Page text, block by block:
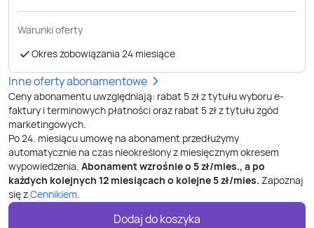
Warunki oferty
Okres zobowiązania 24 miesiące
Inne oferty abonamentowe
Ceny abonamentu uwzględniają: rabat 5 zł z tytułu wyboru e-
faktury i terminowych płatności oraz rabat 5 zł z tytułu zgód
marketingowych.
Po24. miesiącu umowę na abonament przedłużymy
automatycznie na czas nieokreślony z miesięcznym okresem
wypowiedzenia. Abonament wzrośnie o 5zł/mies., a po
każdych kolejnych 12 miesiącach o kolejne5zł/mies. Zapoznaj
się zCennikiem.
Dodaj do koszyka